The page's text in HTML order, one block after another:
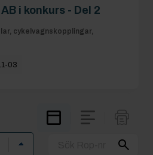
i konkurs - Del 2
cykelvagnskopplingar,
03